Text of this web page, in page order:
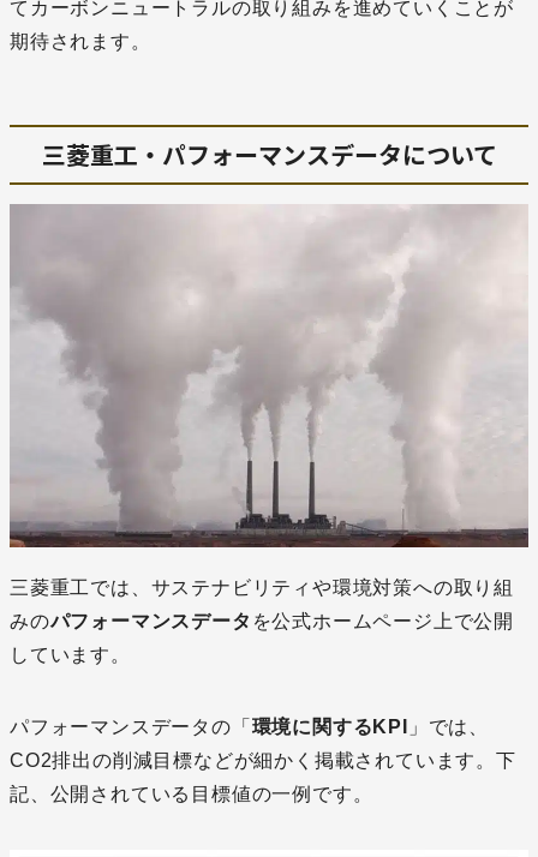
てカーボンニュートラルの取り組みを進めていくことが
期待されます。
三菱重工・パフォーマンスデータについて
三菱重工では、サステナビリティや環境対策への取り組
みのパフォーマンスデータ を公式ホームページ上で公開
しています。
パフォーマンスデータの「 環境に関するKPI
」では、
CO2排出の削減目標などが細かく掲載されています。下
記、公開されている目標値の一例です。